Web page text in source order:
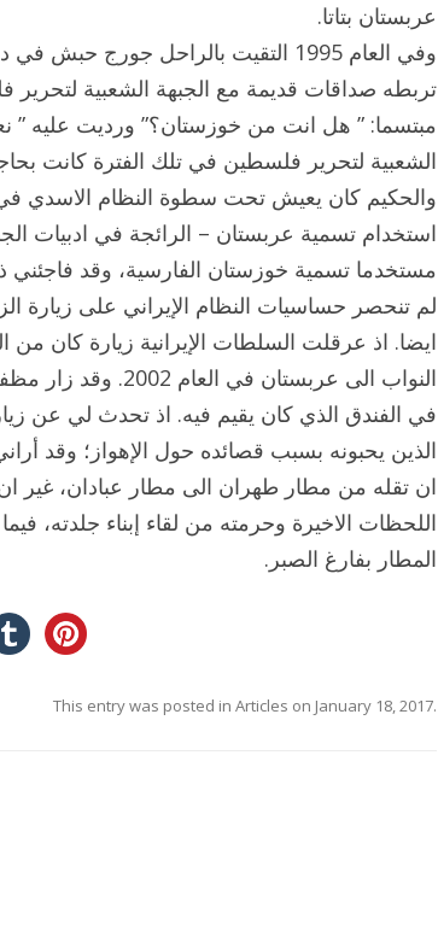
عربستان بتاتا.
وفي العام 1995 التقيت بالراحل
تربطه صداقات قديمة مع الجبهة الشعبية لتحرير
مبتسما: ” هل انت من خوزستان؟” ورديت عليه ”
الشعبية لتحرير فلسطين في تلك الفترة كانت بحاجة
والحكيم كان يعيش تحت سطوة النظام الاسدي
استخدام تسمية عربستان – الرائجة في ادبيات
مستخدما تسمية خوزستان الفارسية، وقد فاجئني
لم تنحصر حساسيات النظام الإيراني على زيارة
ايضا. اذ عرقلت السلطات الإيرانية زيارة كان من
النواب الى عربستان
في الفندق الذي كان يقيم فيه. اذ تحدث لي عن
الذين يحبونه بسبب قصائده حول الإهواز؛ وقد
ان تقله من مطار طهران الى مطار عبادان، غير
اللحظات الاخيرة وحرمته من لقاء إبناء جلدته،
المطار بفارغ الصبر.
This entry was posted in Articles on January 18, 2017.